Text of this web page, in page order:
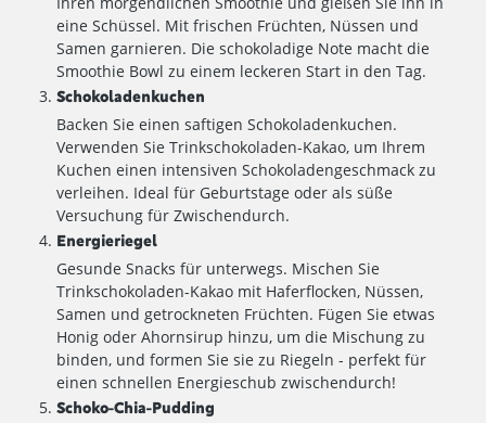
eine Schüssel. Mit frischen Früchten, Nüssen und
Samen garnieren. Die schokoladige Note macht die
Smoothie Bowl zu einem leckeren Start in den Tag.
Schokoladenkuchen
Backen Sie einen saftigen Schokoladenkuchen.
Verwenden Sie Trinkschokoladen-Kakao, um Ihrem
Kuchen einen intensiven Schokoladengeschmack zu
verleihen. Ideal für Geburtstage oder als süße
Versuchung für Zwischendurch.
Energieriegel
Gesunde Snacks für unterwegs. Mischen Sie
Trinkschokoladen-Kakao mit Haferflocken, Nüssen,
Samen und getrockneten Früchten. Fügen Sie etwas
Honig oder Ahornsirup hinzu, um die Mischung zu
binden, und formen Sie sie zu Riegeln - perfekt für
einen schnellen Energieschub zwischendurch!
Schoko-Chia-Pudding